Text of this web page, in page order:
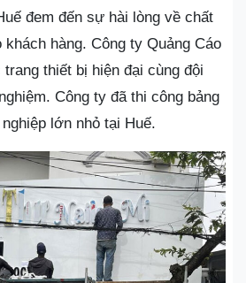
đem đến sự hài lòng về chất
hàng. Công ty Quảng Cáo
thiết bị hiện đại cùng đội
Công ty đã thi công bảng
lớn nhỏ tại Huế.